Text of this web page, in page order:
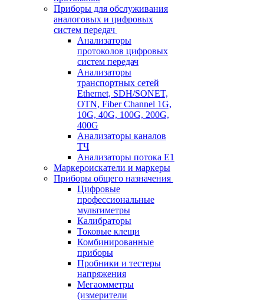
Приборы для обслуживания
аналоговых и цифровых
систем передач
Анализаторы
протоколов цифровых
систем передач
Анализаторы
транспортных сетей
Ethernet, SDH/SONET,
OTN, Fiber Channel 1G,
10G, 40G, 100G, 200G,
400G
Анализаторы каналов
ТЧ
Анализаторы потока Е1
Маркероискатели и маркеры
Приборы общего назначения
Цифровые
профессиональные
мультиметры
Калибраторы
Токовые клещи
Комбинированные
приборы
Пробники и тестеры
напряжения
Мегаомметры
(измерители